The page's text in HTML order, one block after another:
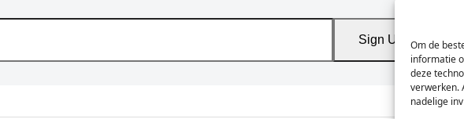
Om de
informatie
deze
verwerken.
nadelige
Sign Up